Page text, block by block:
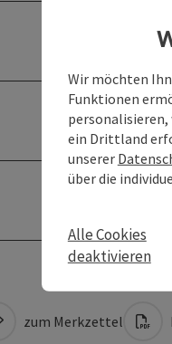
zum Merkzettel
Wir möchten
Funktionen
ein Drittland
unserer
über die
Alle Cookies
deaktivieren